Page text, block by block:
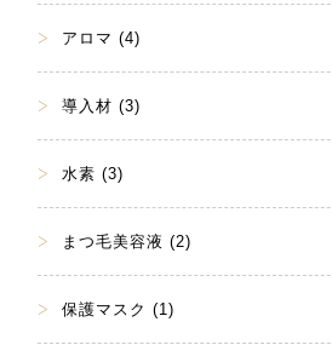
アロマ (4)
導入材 (3)
水素 (3)
まつ毛美容液 (2)
保護マスク (1)